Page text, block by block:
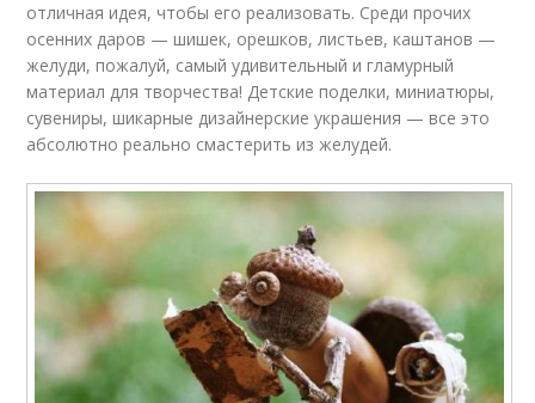
отличная идея, чтобы его реализовать. Среди прочих
осенних даров — шишек, орешков, листьев, каштанов —
желуди, пожалуй, самый удивительный и гламурный
материал для творчества! Детские поделки, миниатюры,
сувениры, шикарные дизайнерские украшения — все это
абсолютно реально смастерить из желудей.